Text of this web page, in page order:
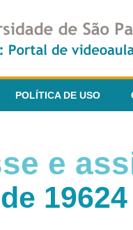
POLÍTICA DE USO
e